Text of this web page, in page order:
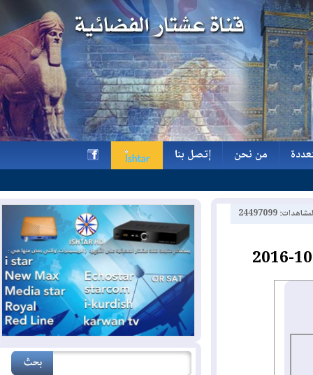
من نحن
إتصل بنا
h